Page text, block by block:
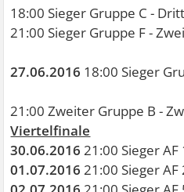
18:00 Sieger Gruppe C -
21:00 Sieger Gruppe F -
27.06.2016 18:00 Sieger
21:00 Zweiter Gruppe B -
Viertelfinale
30.06.2016 21:00 Sieger AF
01.07.2016 21:00 Sieger AF